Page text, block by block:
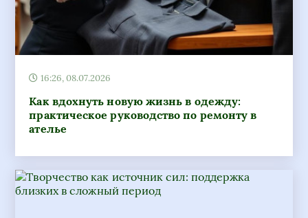
16:26, 08.07.2026
Как вдохнуть новую жизнь в одежду:
практическое руководство по ремонту в
ателье